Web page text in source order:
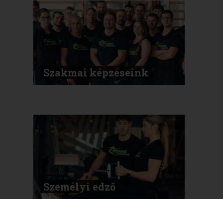
Szakmai képzéseink
Személyi edző